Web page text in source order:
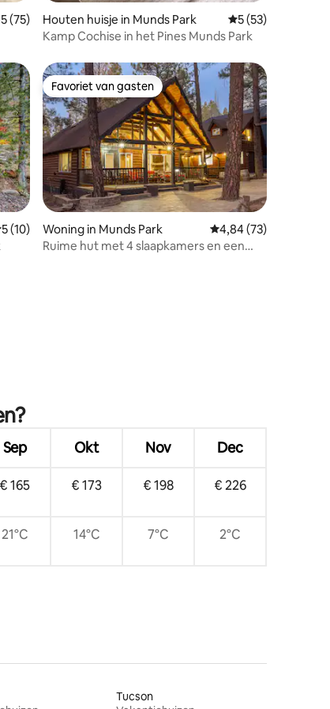
beoordeling van 4,95 uit 5, 75 recensies
(75)
Houten huisje in Munds Park Gemiddelde
5 (53)
Kamp Cochise in het Pines Munds Park
beoordeling van 5 uit 5, 10 recensies
5 (10)
Favoriet van gasten
Favoriet van gasten
Woning in Munds Park Gemiddelde
4,84 (73)
Ruime hut met 4 slaapkamers en een
Sep Okt Nov Dec
€ 165 € 173 € 198 € 226
21°C 14°C 7°C 2°C
Tucson